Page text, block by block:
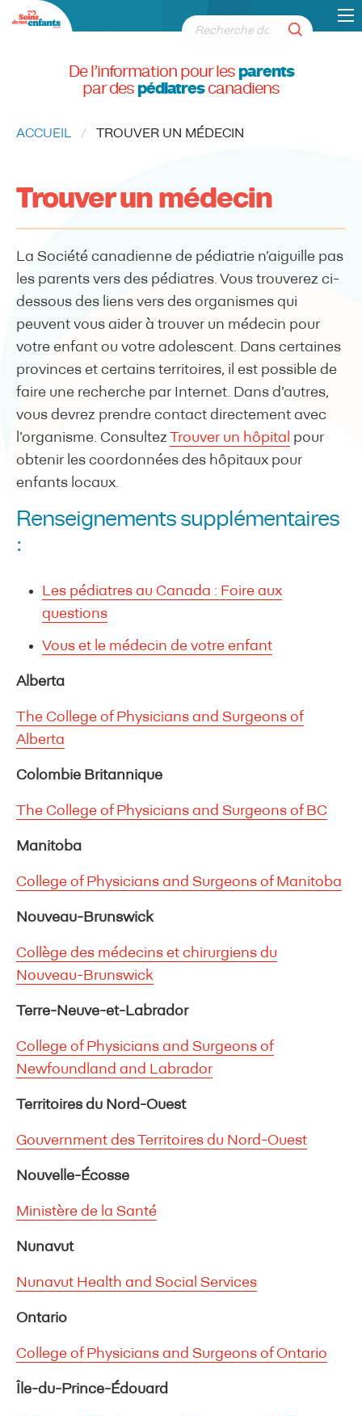
De l’information pour les parents
par des pédiatrescanadiens
ACCUEIL CURRENT:
TROUVER UN MÉDECIN
Trouver un médecin
La Société canadienne de pédiatrie n’aiguille pas
les parents vers des pédiatres. Vous trouverez ci-
dessous des liens vers des organismes qui
peuvent vous aider à trouver un médecin pour
votre enfant ou votre adolescent. Dans certaines
provinces et certains territoires, il est possible de
faire une recherche par Internet. Dans d’autres,
vous devrez prendre contact directement avec
l’organisme. Consultez Trouver un hôpital pour
obtenir les coordonnées des hôpitaux pour
enfants locaux.
Renseignements supplémentaires
:
Les pédiatres au Canada : Foire aux
questions
Vous et le médecin de votre enfant
Alberta
The College of Physicians and Surgeons of
Alberta
Colombie Britannique
The College of Physicians and Surgeons of BC
Manitoba
College of Physicians and Surgeons of Manitoba
Nouveau-Brunswick
Collège des médecins et chirurgiens du
Nouveau-Brunswick
Terre-Neuve-et-Labrador
College of Physicians and Surgeons of
Newfoundland and Labrador
Territoires du Nord-Ouest
Gouvernment des Territoires du Nord-Ouest
Nouvelle-Écosse
Ministère de la Santé
Nunavut
Nunavut Health and Social Services
Ontario
College of Physicians and Surgeons of Ontario
Île-du-Prince-Édouard